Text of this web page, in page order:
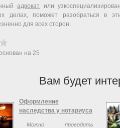
адвокат или
делах, поможет разобраться в
для всех сторон.
на 25
Вам будет
Оформление
наследства у нотариуса
Можно проводить